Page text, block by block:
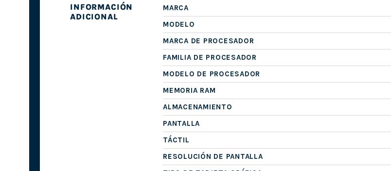
INFORMACIÓN
ADICIONAL
MARCA
MODELO
MARCA DE PROCESADOR
FAMILIA DE PROCESADOR
MODELO DE PROCESADOR
MEMORIA RAM
ALMACENAMIENTO
PANTALLA
TÁCTIL
RESOLUCIÓN DE PANTALLA